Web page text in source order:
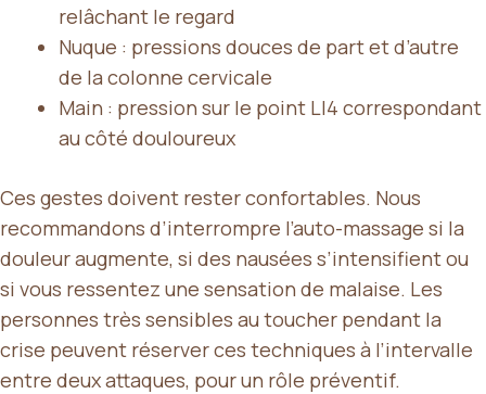
relâchant le regard
Nuque : pressions douces de part et d’autre
de la colonne cervicale
Main : pression sur le point LI4 correspondant
au côté douloureux
Ces gestes doivent rester confortables. Nous
recommandons d’interrompre l’auto-massage si la
douleur augmente, si des nausées s’intensifient ou
si vous ressentez une sensation de malaise. Les
personnes très sensibles au toucher pendant la
crise peuvent réserver ces techniques à l’intervalle
entre deux attaques, pour un rôle préventif.